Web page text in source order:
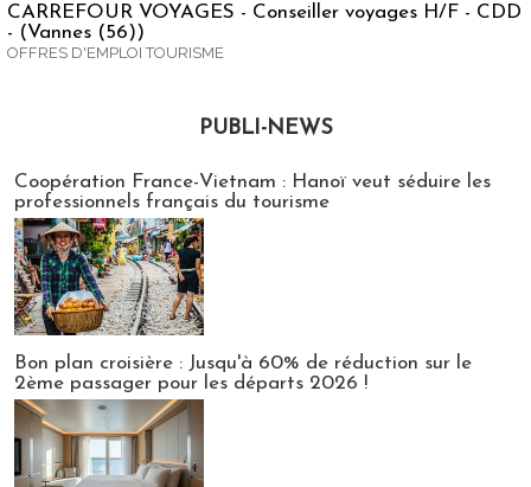
CARREFOUR VOYAGES - Conseiller voyages H/F - CDD
- (Vannes (56))
OFFRES D'EMPLOI TOURISME
PUBLI-NEWS
Coopération France-Vietnam : Hanoï veut séduire les
professionnels français du tourisme
Bon plan croisière : Jusqu'à 60% de réduction sur le
2ème passager pour les départs 2026 !